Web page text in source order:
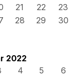
21 22
23
28 29
30
2022
4 5
6